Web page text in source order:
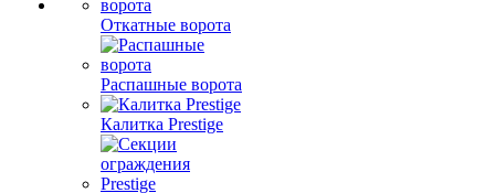
Откатные ворота
Распашные ворота
Калитка Prestige